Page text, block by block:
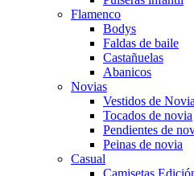
Flamenco
Bodys
Faldas de baile
Castañuelas
Abanicos
Novias
Vestidos de Novia
Tocados de novia
Pendientes de
Peinas de novia
Casual
Camisetas